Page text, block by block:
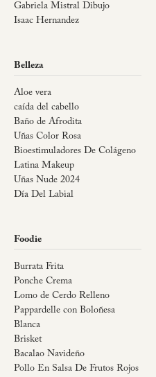
Gabriela Mistral Dibujo
Isaac Hernandez
Belleza
Aloe vera
caída del cabello
Baño de Afrodita
Uñas Color Rosa
Bioestimuladores De Colágeno
Latina Makeup
Uñas Nude 2024
Día Del Labial
Foodie
Burrata Frita
Ponche Crema
Lomo de Cerdo Relleno
Pappardelle con Boloñesa
Blanca
Brisket
Bacalao Navideño
Pollo En Salsa De Frutos Rojos